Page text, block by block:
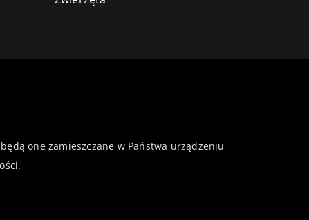
one zamieszczane w Państwa urządzeniu
.